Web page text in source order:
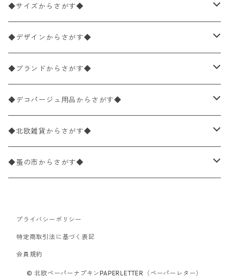
ペーパーナプキン2枚バラ売り
ペーパーナプキン1枚バラ売り
ペーパーナプキン20枚入りパック
ペーパーナプキン10枚入りパック
ライスペーパー
ペーパーリネンナプキン
ワックスペーパー
デコパージュ用品
◆サイズからさがす◆
33×33cm（ランチサイズ）
バラ売り
パック売り
25×25cm（カクテルサイズ）
バラ売り
パック売り
40×40cm（ディナーサイズ）
バラ売り
パック売り
21×21cm（ポケットサイズ）
バラ売り
33cm（ラウンド）
◆デザインからさがす◆
花柄
植物・グリーン柄
動物・鳥・昆虫・蝶柄
海・魚柄
食べ物・フルーツ・野菜・ドリンク柄
食器・カトラリー柄
◆ブランドからさがす◆
ドイツ製 IHR/イア
ランチサイズ
カクテルサイズ
ドイツ製 Ambiente/アンビエンテ
ランチサイズ
ドイツ製 Paperproducts Design
カクテルサイズ
ランチサイズ
カクテルサイズ
ドイツ製 ti-flair/ティーフレア
ランチサイズ
ドイツ製 PAW/パウ
◆デコパージュ用品からさがす◆
デコパージュ液
デコパージュ下地
デコパージュはさみ
3Dデコパージュ
◆北欧雑貨からさがす◆
シリコンモールド
トレイ
ポスター・カレンダー
◆蚤の市からさがす◆
北欧雑貨
デコパージュ用品
プライバシーポリシー
特定商取引法に基づく表記
会員規約
© 北欧ペーパーナプキンPAPERLETTER（ペーパーレター）